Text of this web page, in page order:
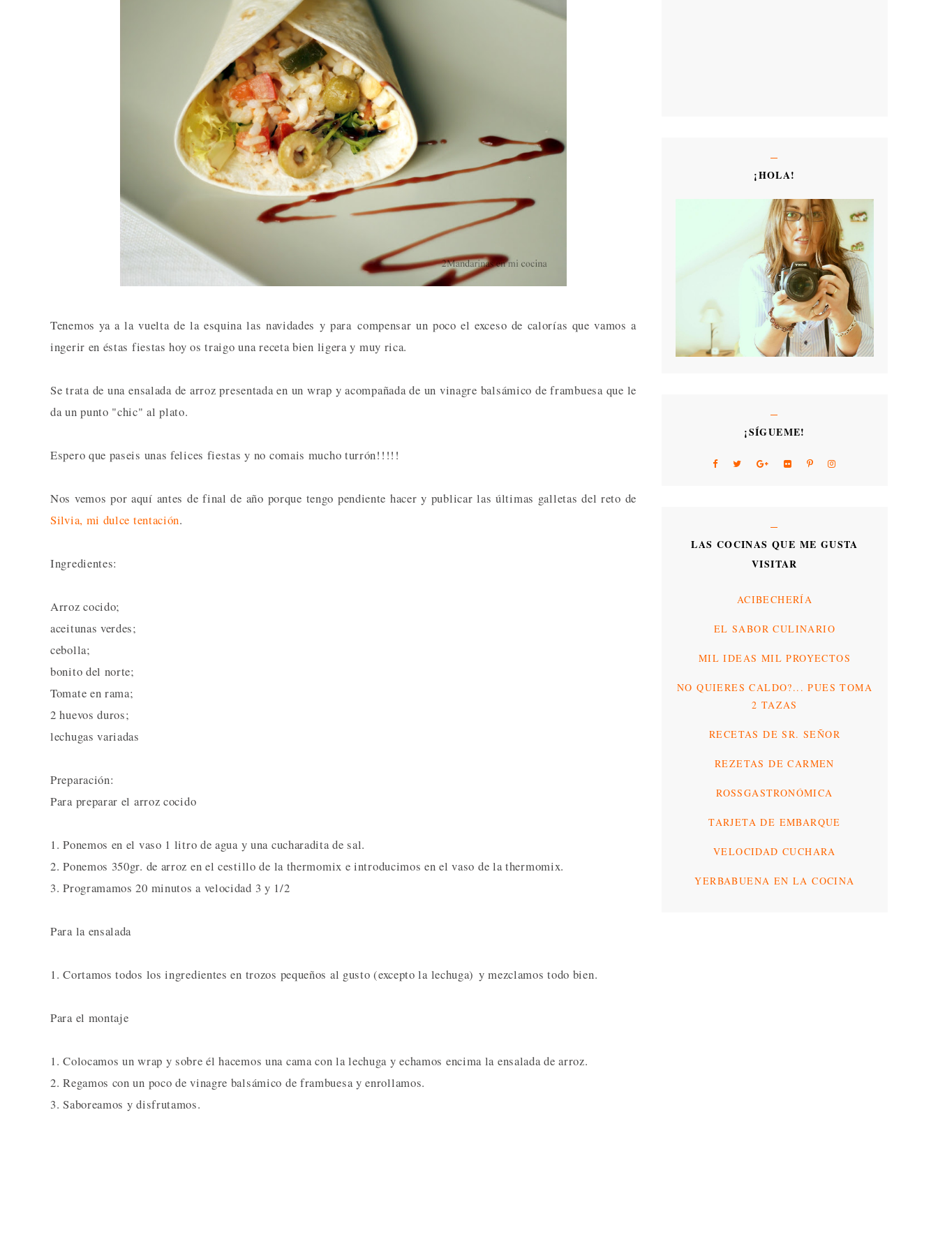
Tenemos ya a la vuelta de la esquina las navidades y para compensar un poco el exceso de calorías que vamos a
ingerir en éstas fiestas hoy os traigo una receta bien ligera y muy rica.
Se trata de una ensalada de arroz presentada en un wrap y acompañada de un vinagre balsámico de frambuesa que le
da un punto "chic" al plato.
Espero que paseis unas felices fiestas y no comais mucho turrón!!!!!
Nos vemos por aquí antes de final de año porque tengo pendiente hacer y publicar las últimas galletas del reto de
Silvia, mi dulce tentación.
Ingredientes:
Arroz cocido;
aceitunas verdes;
cebolla;
bonito del norte;
Tomate en rama;
2 huevos duros;
lechugas variadas
Preparación:
Para preparar el arroz cocido
1. Ponemos en el vaso 1 litro de agua y una cucharadita de sal.
2. Ponemos 350gr. de arroz en el cestillo de la thermomix e introducimos en el vaso de la thermomix.
3. Programamos 20 minutos a velocidad 3 y 1/2
Para la ensalada
1. Cortamos todos los ingredientes en trozos pequeños al gusto (excepto la lechuga) y mezclamos todo bien.
Para el montaje
1. Colocamos un wrap y sobre él hacemos una cama con la lechuga y echamos encima la ensalada de arroz.
2. Regamos con un poco de vinagre balsámico de frambuesa y enrollamos.
3. Saboreamos y disfrutamos.
¡HOLA!
¡SÍGUEME!
LAS COCINAS QUE ME GUSTA
VISITAR
ACIBECHERÍA
EL SABOR CULINARIO
MIL IDEAS MIL PROYECTOS
NO QUIERES CALDO?... PUES TOMA
2 TAZAS
RECETAS DE SR. SEÑOR
REZETAS DE CARMEN
ROSSGASTRONÓMICA
TARJETA DE EMBARQUE
VELOCIDAD CUCHARA
YERBABUENA EN LA COCINA